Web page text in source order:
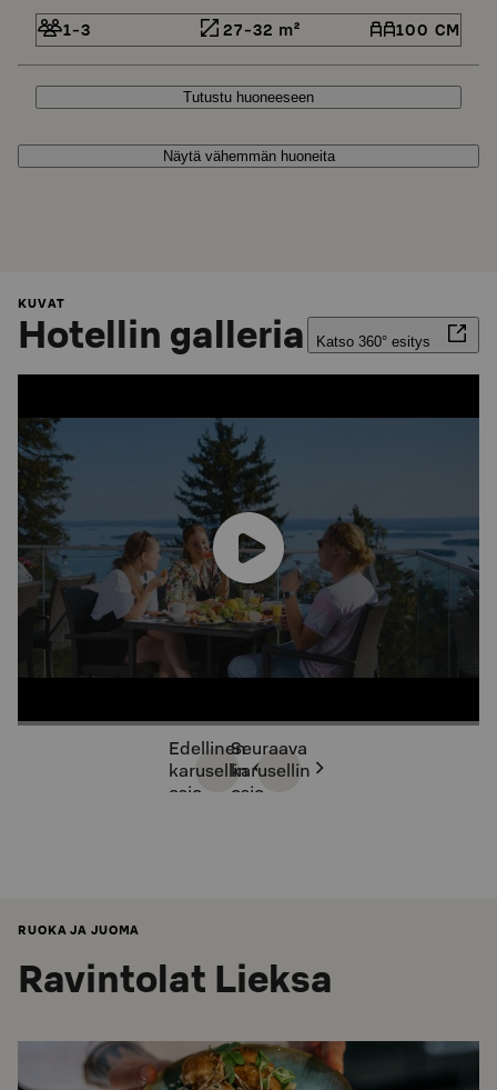
1-3 27-32 m² 100 CM
Tutustu huoneeseen
Näytä vähemmän huoneita
KUVAT
Hotellin galleria Katso 360° esitys
Edellinen
karusellin
osio
Seuraava
karusellin
osio
RUOKA JA JUOMA
Ravintolat Lieksa